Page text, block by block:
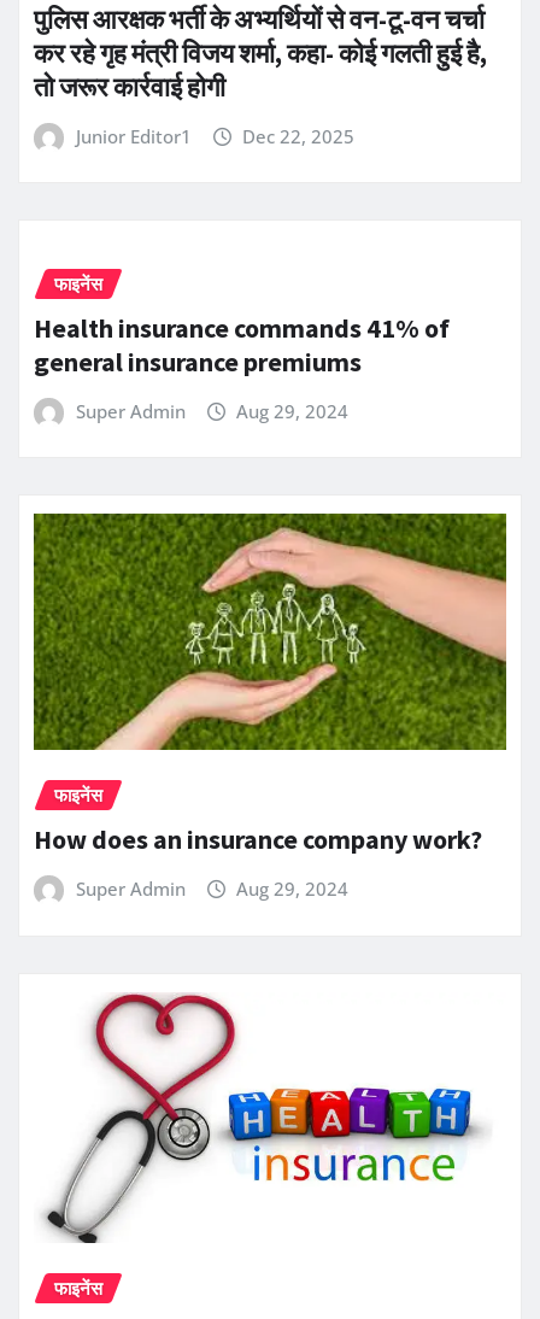
पुलिस आरक्षक भर्ती के अभ्यर्थियों से वन-टू-वन चर्चा
कर रहे गृह मंत्री विजय शर्मा, कहा- कोई गलती हुई है,
तो जरूर कार्रवाई होगी
Junior Editor1 Dec 22, 2025
फाइनेंस
Health insurance commands 41% of
general insurance premiums
Super Admin Aug 29, 2024
फाइनेंस
How does an insurance company work?
Super Admin Aug 29, 2024
फाइनेंस